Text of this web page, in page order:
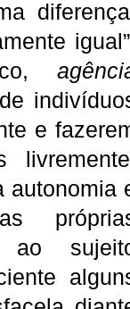
e
autonomia
ao